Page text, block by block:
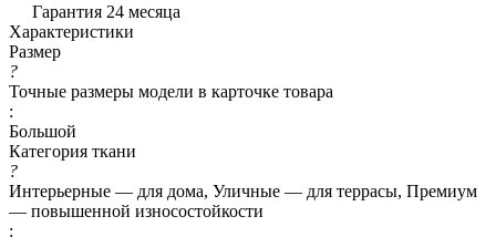
Гарантия 24 месяца
Характеристики
Размер
?
Точные размеры модели в карточке товара
:
Большой
Категория ткани
?
Интерьерные — для дома, Уличные — для террасы, Премиум
— повышенной износостойкости
: